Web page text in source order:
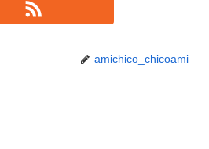
amichico_chicoami